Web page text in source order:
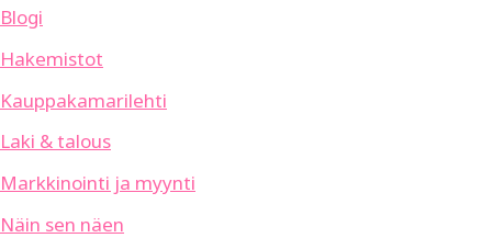
Blogi
Hakemistot
Kauppakamarilehti
Laki & talous
Markkinointi ja myynti
Näin sen näen